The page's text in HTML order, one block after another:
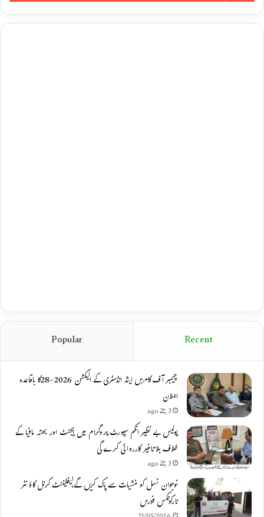
Recent
Popular
چیمبر آف کامرس اینڈ انڈسٹری کے الیکشن 2026-28کا باقاعدہ
اعلان
3 ہفتے ago
پولیس بے نظیر انکم سپورٹ پروگرام میں ایجنٹ اور بھتہ مافیا کے
خلاف بلاتاخیر کارروائی کرے گی
3 ہفتے ago
نوجوان نسل کو منشیات سے پاک کریں گے،لیفٹیننٹ کرنل کاؤنٹر
نارکوٹکس فورس